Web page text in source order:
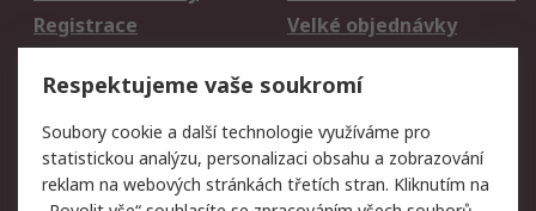
Registrace
Velké objednávky
Právní
Autorská práva
Obchodní podmínky
společnosti RS
Respektujeme vaše soukromí
Soubory cookie a další technologie využíváme pro
statistickou analýzu, personalizaci obsahu a zobrazování
reklam na webových stránkách třetích stran. Kliknutím na